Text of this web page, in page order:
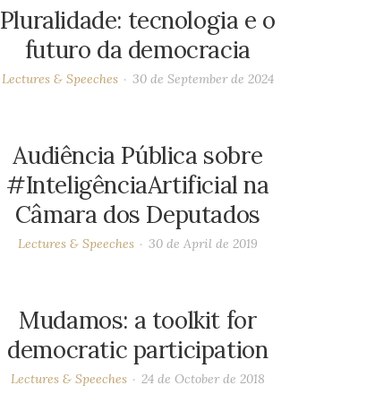
Pluralidade: tecnologia e o
futuro da democracia
Lectures & Speeches 30 de September de 2024
Audiência Pública sobre
#InteligênciaArtificial na
Câmara dos Deputados
Lectures & Speeches 30 de April de 2019
Mudamos: a toolkit for
democratic participation
Lectures & Speeches 24 de October de 2018